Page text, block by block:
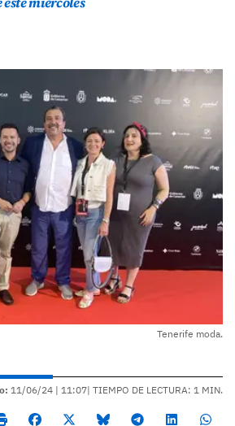
Tenerife moda.
11/06/24 | 11:07| TIEMPO DE LECTURA: 1 MIN.